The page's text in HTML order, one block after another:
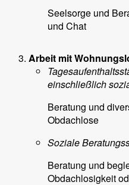
Seelsorge und
und Chat
Arbeit mit
einschließlich
Beratung und
Obdachlose
Soziale
Beratung und
Obdachlosigkeit